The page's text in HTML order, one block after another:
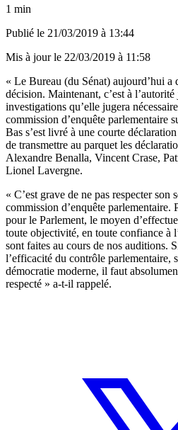
1 min
Publié le 21/03/2019 à 13:44
Mis à jour le 22/03/2019 à 11:58
« Le Bureau (du Sénat) aujourd’hui a
décision. Maintenant, c’est à
investigations qu’elle jugera
commission d’enquête parlementaire
Bas s’est livré à une courte
de transmettre au parquet les
Alexandre Benalla, Vincent Crase,
Lionel Lavergne.
« C’est grave de ne pas respecter son
commission d’enquête parlementaire.
pour le Parlement, le moyen
toute objectivité, en toute confiance à
sont faites au cours de nos auditions.
l’efficacité du contrôle parlementaire,
démocratie moderne, il faut
respecté » a-t-il rappelé.